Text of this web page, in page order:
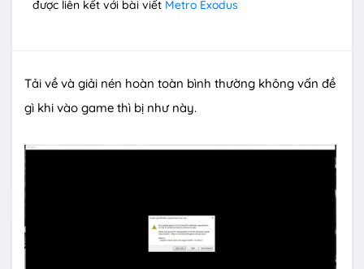
được liên kết với bài viết Metro Exodus
Tải về và giải nén hoàn toàn bình thường không vấn đề
gì khi vào game thì bị như này.